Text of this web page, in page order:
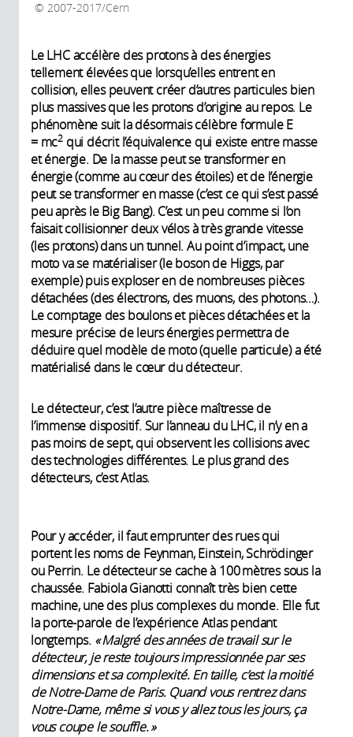
2007-2017/Cern
Le LHC accélère des protons à des énergies
tellement élevées que lorsqu’elles entrent en
collision, elles peuvent créer d’autres particules bien
plus massives que les protons d’origine au repos. Le
phénomène suit la désormais célèbre formule E
= mc2 qui décrit l’équivalence qui existe entre masse
et énergie. De la masse peut se transformer en
énergie (comme au cœur des étoiles) et de l’énergie
peut se transformer en masse (c’est ce qui s’est passé
peu après le Big Bang). C’est un peu comme si l’on
faisait collisionner deux vélos à très grande vitesse
(les protons) dans un tunnel. Au point d’impact, une
moto va se matérialiser (le boson de Higgs, par
exemple) puis exploser en de nombreuses pièces
détachées (des électrons, des muons, des photons…).
Le comptage des boulons et pièces détachées et la
mesure précise de leurs énergies permettra de
déduire quel modèle de moto (quelle particule) a été
matérialisé dans le cœur du détecteur.
Le détecteur, c’est l’autre pièce maîtresse de
l’immense dispositif. Sur l’anneau du LHC, il n’y en a
pas moins de sept, qui observent les collisions avec
des technologies différentes. Le plus grand des
détecteurs, c’est Atlas.
Pour y accéder, il faut emprunter des rues qui
portent les noms de Feynman, Einstein, Schrödinger
ou Perrin. Le détecteur se cache à 100 mètres sous la
chaussée. Fabiola Gianotti connaît très bien cette
machine, une des plus complexes du monde. Elle fut
la porte-parole de l’expérience Atlas pendant
longtemps. « Malgré des années de travail sur le
détecteur, je reste toujours impressionnée par ses
dimensions et sa complexité. En taille, c’est la moitié
de Notre-Dame de Paris. Quand vous rentrez dans
Notre-Dame, même si vous y allez tous les jours, ça
vous coupe le souffle. »